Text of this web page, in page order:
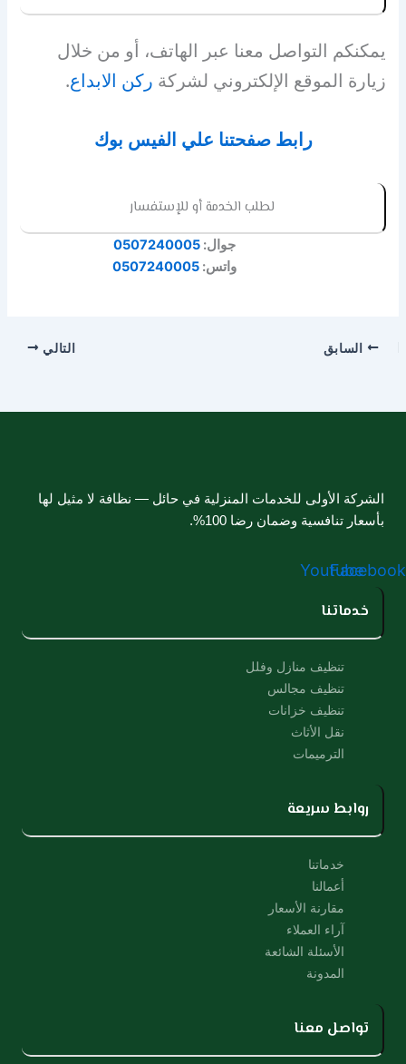
يمكنكم التواصل معنا عبر الهاتف، أو من خلال
زيارة الموقع الإلكتروني لشركة ركن الابداع.
رابط صفحتنا علي الفيس بوك
لطلب الخدمة أو للإستفسار
جوال:0507240005
واتس:0507240005
السابق التالي
الشركة الأولى للخدمات المنزلية في حائل — نظافة لا مثيل لها
بأسعار تنافسية وضمان رضا 100%.
Facebook
Youtube
خدماتنا
تنظيف منازل وفلل
تنظيف مجالس
تنظيف خزانات
نقل الأثاث
الترميمات
روابط سريعة
خدماتنا
أعمالنا
مقارنة الأسعار
آراء العملاء
الأسئلة الشائعة
المدونة
تواصل معنا